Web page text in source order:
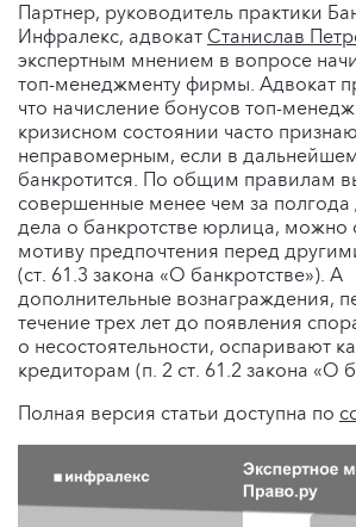
Партнер, руководитель практики
Инфралекс, адвокат Станислав
экспертным мнением в вопросе
топ-менеджменту фирмы. Адвокат
что начисление бонусов топ-
кризисном состоянии часто
неправомерным, если в
банкротится. По общим правилам
совершенные менее чем за
дела о банкротстве юрлица, можно
мотиву предпочтения перед
(ст. 61.3 закона «О банкротстве»). А
дополнительные вознаграждения,
течение трех лет до появления
о несостоятельности, оспаривают
кредиторам (п. 2 ст. 61.2 закона «О
Полная версия статьи доступна по